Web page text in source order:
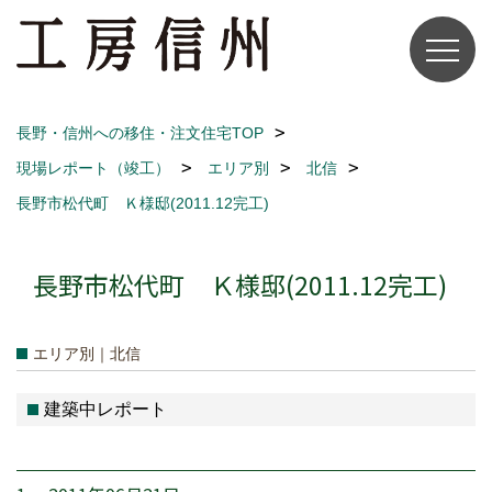
長野・信州への移住・注文住宅TOP
現場レポート（竣工）
エリア別
北信
長野市松代町 Ｋ様邸(2011.12完工)
長野市松代町 Ｋ様邸(2011.12完工)
エリア別｜北信
建築中レポート